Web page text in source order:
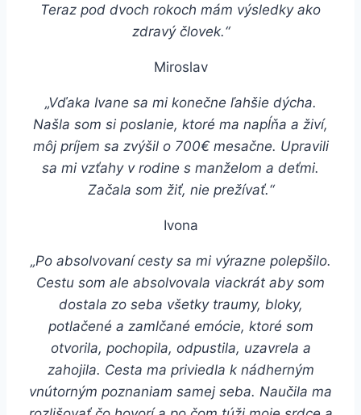
Teraz pod dvoch rokoch mám výsledky ako
zdravý človek.“
Miroslav
„Vďaka Ivane sa mi konečne ľahšie dýcha.
Našla som si poslanie, ktoré ma napĺňa a živí,
môj príjem sa zvýšil o 700€ mesačne. Upravili
sa mi vzťahy v rodine s manželom a deťmi.
Začala som žiť, nie prežívať.“
Ivona
„Po absolvovaní cesty sa mi výrazne polepšilo.
Cestu som ale absolvovala viackrát aby som
dostala zo seba všetky traumy, bloky,
potlačené a zamlčané emócie, ktoré som
otvorila, pochopila, odpustila, uzavrela a
zahojila. Cesta ma priviedla k nádherným
vnútorným poznaniam samej seba. Naučila ma